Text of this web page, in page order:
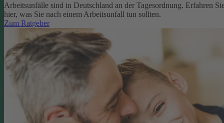
Arbeitsunfälle sind in Deutschland an der Tagesordnung. Erfahren
hier, was Sie nach einem Arbeitsunfall tun sollten.
Zum Ratgeber